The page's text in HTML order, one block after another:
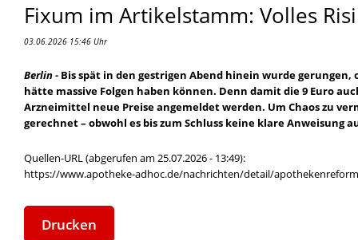
Fixum im Artikelstamm: Volles
03.06.2026 15:46 Uhr
Berlin - Bis spät in den gestrigen Abend hinein wurde
hätte massive Folgen haben können. Denn damit die 9 Euro
Arzneimittel neue Preise angemeldet werden. Um Chaos zu
gerechnet – obwohl es bis zum Schluss keine klare Anweisung
Quellen-URL (abgerufen am 25.07.2026 - 13:49):
https://www.apotheke-adhoc.de/nachrichten/detail/
Drucken